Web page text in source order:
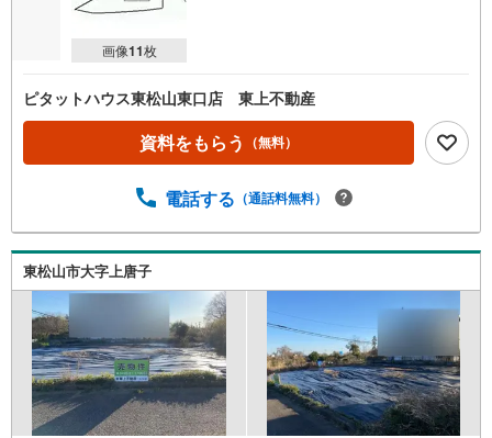
画像11枚
ピタットハウス東松山東口店 東上不動産
資料をもらう （無料）
電話する （通話料無料）
東松山市大字上唐子